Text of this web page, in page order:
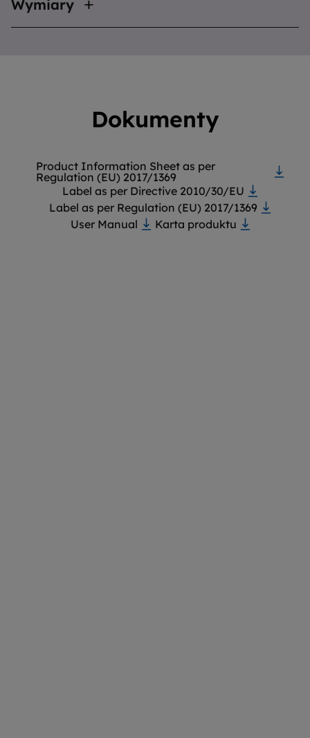
Wymiary
Dokumenty
Product Information Sheet as per
Regulation (EU) 2017/1369
Label as per Directive 2010/30/EU
Label as per Regulation (EU) 2017/1369
User Manual
Karta produktu